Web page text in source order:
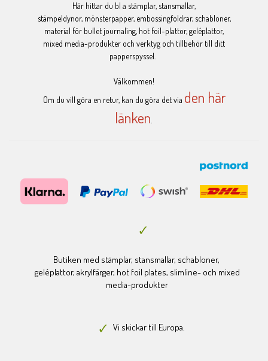
Här hittar du bl a stämplar, stansmallar,
stämpeldynor, mönsterpapper, embossingfoldrar, schabloner,
material för bullet journaling, hot foil-plattor, geléplattor,
mixed media-produkter och verktyg och tillbehör till ditt
papperspyssel.
Välkommen!
Om du vill göra en retur, kan du göra det via den här
länken.
Butiken med stämplar, stansmallar, schabloner,
geléplattor, akrylfärger, hot foil plates, slimline- och mixed
media-produkter
Vi skickar till Europa.